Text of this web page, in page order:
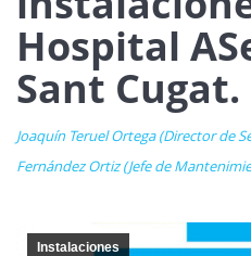
Hospital
Sant Cugat.
Joaquín Teruel Ortega (Director de
Fernández Ortiz (Jefe de
Instalaciones